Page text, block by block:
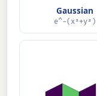
Gaussian
e^−(x²+y²)